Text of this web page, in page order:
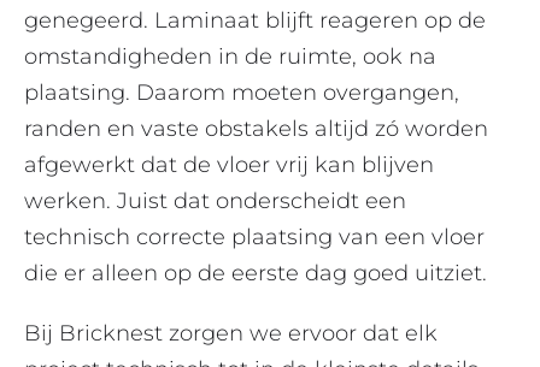
genegeerd. Laminaat blijft reageren op de
omstandigheden in de ruimte, ook na
plaatsing. Daarom moeten overgangen,
randen en vaste obstakels altijd zó worden
afgewerkt dat de vloer vrij kan blijven
werken. Juist dat onderscheidt een
technisch correcte plaatsing van een vloer
die er alleen op de eerste dag goed uitziet.
Bij Bricknest zorgen we ervoor dat elk